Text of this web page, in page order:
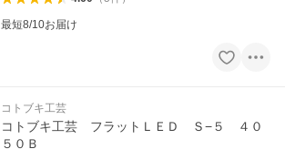
最短8/10お届け
コトブキ工芸
コトブキ工芸 フラットＬＥＤ Ｓ−５ ４０
５０Ｂ